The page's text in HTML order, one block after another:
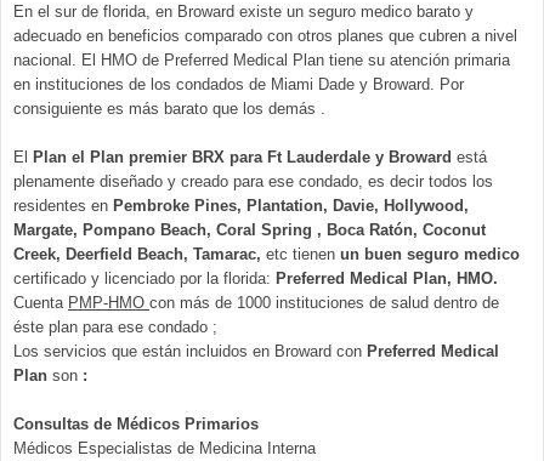
En el sur de florida, en Broward existe un seguro medico barato y
adecuado en beneficios comparado con otros planes que cubren a nivel
nacional. El HMO de Preferred Medical Plan tiene su atención primaria
en instituciones de los condados de Miami Dade y Broward. Por
consiguiente es más barato que los demás .
El Plan el Plan premier BRX para Ft Lauderdale y Broward está
plenamente diseñado y creado para ese condado, es decir todos los
residentes en Pembroke Pines, Plantation, Davie, Hollywood,
Margate, Pompano Beach, Coral Spring , Boca Ratón, Coconut
Creek, Deerfield Beach, Tamarac, etc tienen un buen seguro medico
certificado y licenciado por la florida: Preferred Medical Plan, HMO.
Cuenta PMP-HMO con más de 1000 instituciones de salud dentro de
éste plan para ese condado ;
Los servicios que están incluidos en Broward con Preferred Medical
Plan son :
Consultas de Médicos Primarios
Médicos Especialistas de Medicina Interna